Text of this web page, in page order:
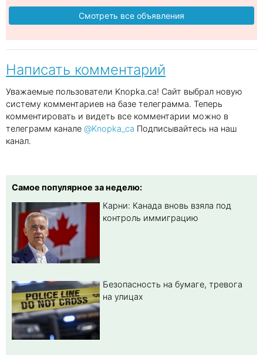
Смотреть все объявления
Написать комментарий
Уважаемые пользователи Knopka.ca! Сайт выбрал новую
систему комментариев на базе телеграмма. Теперь
комментировать и видеть все комментарии можно в
телеграмм канале @Knopka_ca Подписывайтесь на наш
канал.
Самое популярное за неделю:
Карни: Канада вновь взяла под
контроль иммиграцию
Безопасность на бумаге, тревога
на улицах